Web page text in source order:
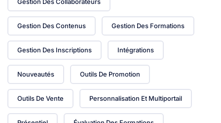
Gestion Des Contenus Gestion Des Formations
Gestion Des Inscriptions Intégrations
Nouveautés Outils De Promotion
Outils De Vente Personnalisation Et Multiportail